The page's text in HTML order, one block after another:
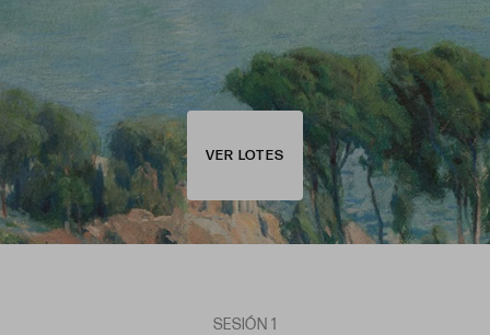
VER LOTES
SESIÓN 1